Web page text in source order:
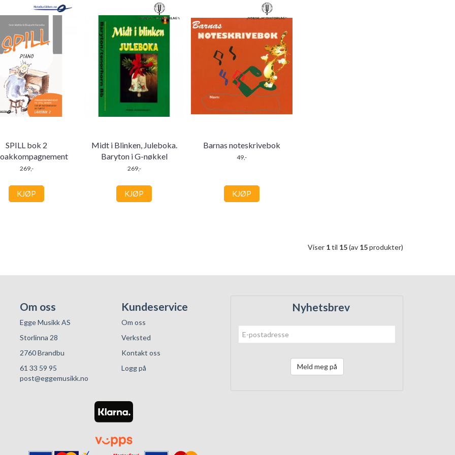
SPILL bok 2
269,-
KJØP
Midt i Blinken, Juleboka.
Baryton i G-nøkkel
269,-
KJØP
Barnas noteskrivebok
49,-
KJØP
Viser 1til 15(av 15produkter)
Om oss
Egge Musikk AS
Storlinna 28
2760 Brandbu
61 33 59 95
post@eggemusikk.no
Kundeservice
Om oss
Verksted
Kontakt oss
Logg på
Nyhetsbrev
Meld meg på